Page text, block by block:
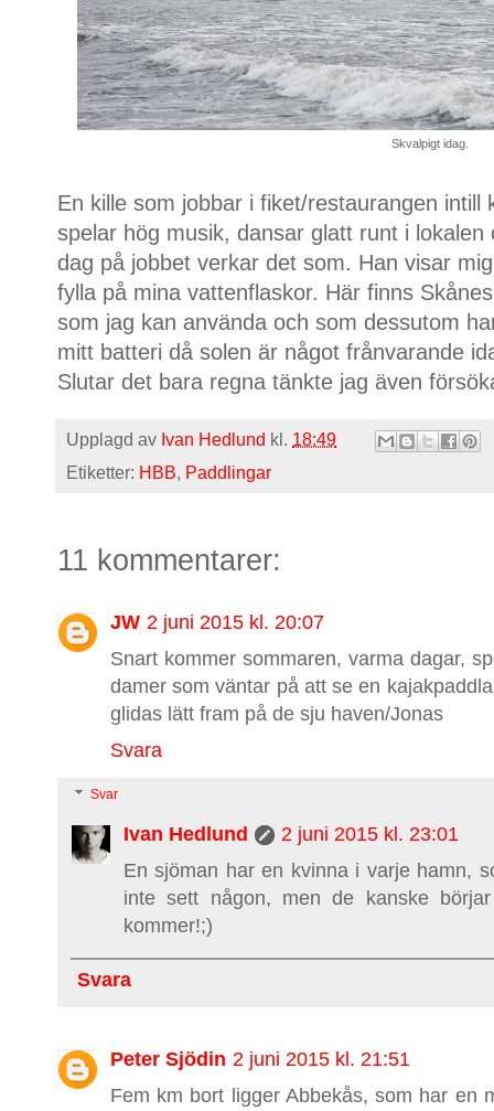
Skvalpigt idag.
En kille som jobbar i fiket/restaurangen
spelar hög musik, dansar glatt runt i
dag på jobbet verkar det som. Han visar
fylla på mina vattenflaskor. Här finns
som jag kan använda och som dessutom
mitt batteri då solen är något frånvarande
Slutar det bara regna tänkte jag även
Upplagd av Ivan Hedlund kl. 18:49
Etiketter: HBB, Paddlingar
11 kommentarer:
JW 2 juni 2015 kl. 20:07
Snart kommer sommaren, varma dagar,
damer som väntar på att se en
glidas lätt fram på de sju haven/Jonas
Svara
Svar
Ivan Hedlund
2 juni 2015 kl. 23:01
En sjöman har en kvinna i varje hamn,
inte sett någon, men de kanske
kommer!;)
Svara
Peter Sjödin 2 juni 2015 kl. 21:51
Fem km bort ligger Abbekås, som har en